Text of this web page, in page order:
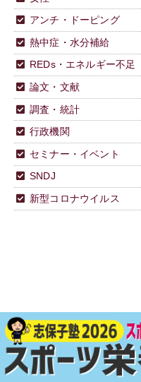
アンチ・ドーピング
熱中症・水分補給
REDs・エネルギー不足
論文・文献
調査・統計
行政機関
セミナー・イベント
SNDJ
新型コロナウイルス